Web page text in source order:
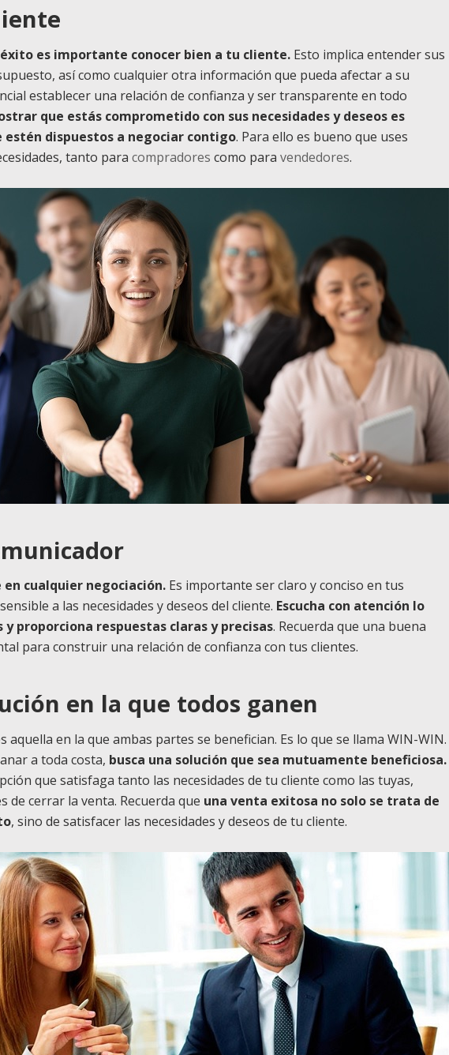
es importante conocer bien a tu cliente. Esto implica entender sus
así como cualquier otra información que pueda afectar a su
establecer una relación de confianza y ser transparente en todo
que estás comprometido con sus necesidades y deseos es
estén dispuestos a negociar contigo. Para ello es bueno que uses
tanto para compradores como para vendedores.
en cualquier negociación. Es importante ser claro y conciso en tus
a las necesidades y deseos del cliente. Escucha con atención lo
proporciona respuestas claras y precisas. Recuerda que una buena
para construir una relación de confianza con tus clientes.
en la que todos ganen
aquella en la que ambas partes se benefician. Es lo que se llama WIN-WIN.
a toda costa, busca una solución que sea mutuamente beneficiosa.
que satisfaga tanto las necesidades de tu cliente como las tuyas,
de cerrar la venta. Recuerda que una venta exitosa no solo se trata de
, sino de satisfacer las necesidades y deseos de tu cliente.